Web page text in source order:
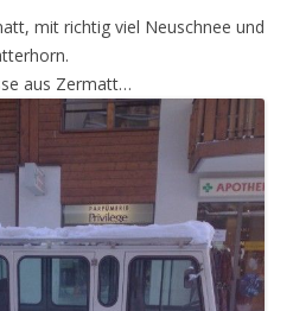
mit richtig viel Neuschnee und
aus Zermatt…